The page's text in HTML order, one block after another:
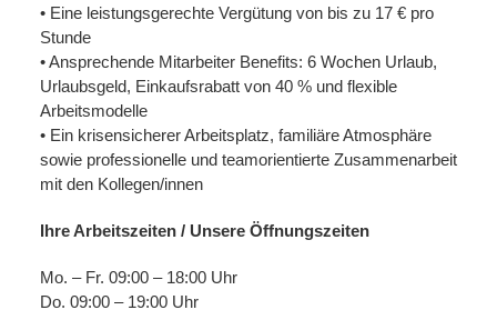
• Eine leistungsgerechte Vergütung von bis zu 17 € pro
Stunde
• Ansprechende Mitarbeiter Benefits: 6 Wochen Urlaub,
Urlaubsgeld, Einkaufsrabatt von 40 % und flexible
Arbeitsmodelle
• Ein krisensicherer Arbeitsplatz, familiäre Atmosphäre
sowie professionelle und teamorientierte Zusammenarbeit
mit den Kollegen/innen
Ihre Arbeitszeiten / Unsere Öffnungszeiten
Mo. – Fr. 09:00 – 18:00 Uhr
Do. 09:00 – 19:00 Uhr